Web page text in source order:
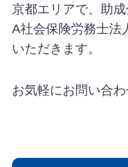
京都エリアで、助
A社会保険労務士法
いただきます。
お気軽にお問い合わ